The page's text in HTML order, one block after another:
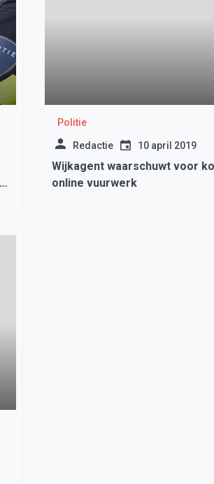
Politie
Redactie 10 april 2019
Wijkagent waarschuwt voor
online vuurwerk